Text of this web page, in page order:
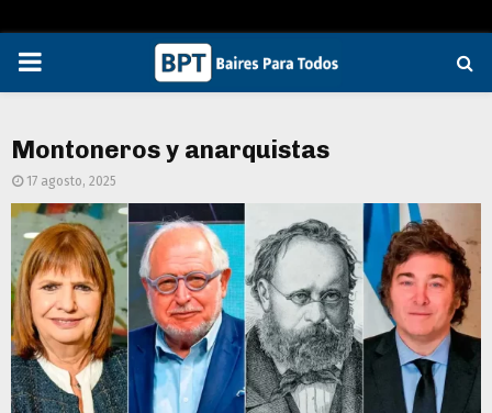
PRIMARY
Montoneros y anarquistas
17 agosto, 2025